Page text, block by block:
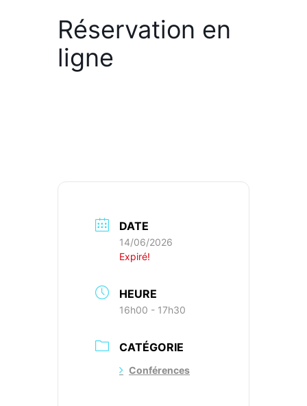
Réservation en
ligne
DATE
14/06/2026
Expiré!
HEURE
16h00 - 17h30
CATÉGORIE
Conférences